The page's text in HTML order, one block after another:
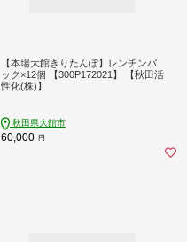
【本場大館きりたんぽ】レンチンパ
ック×12個 【300P172021】 【秋田活
性化(株)】
秋田県大館市
60,000 円